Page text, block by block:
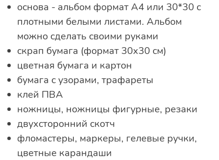
основа - альбом формат А4 или 30*30 с
плотными белыми листами. Альбом
можно сделать своими руками
скрап бумага (формат 30х30 см)
цветная бумага и картон
бумага с узорами, трафареты
клей ПВА
ножницы, ножницы фигурные, резаки
двухсторонний скотч
фломастеры, маркеры, гелевые ручки,
цветные карандаши